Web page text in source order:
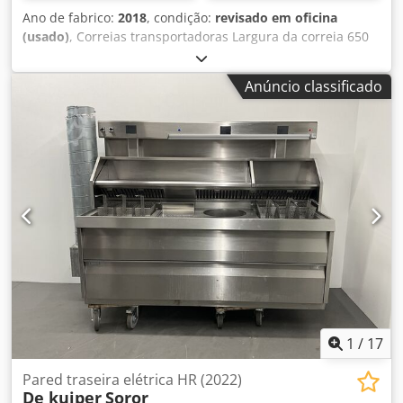
Ano de fabrico: 2018, condição: revisado em oficina
(usado), Correias transportadoras Largura da correia 650
mm, 800 mm, 1000 mm, 1200 mm, 1400 mm. Comprimento
superior a 70 m Djdpju N Ndvsfx Anpeck Corredores de
Anúncio classificado
1 / 17
Pared traseira elétrica HR (2022)
De kuiperSoror